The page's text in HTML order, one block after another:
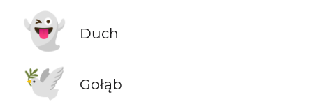
👻 Duch
🕊️ Gołąb